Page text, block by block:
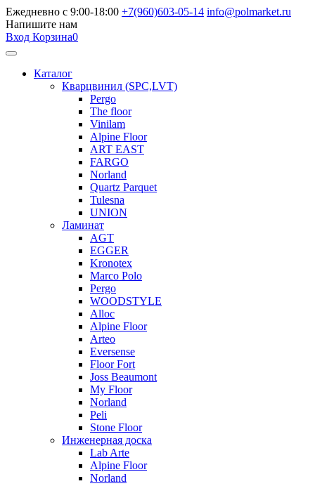
Ежедневно с 9:00-18:00 +7(960)603-05-14 info@polmarket.ru
Напишите нам
Вход Корзина0
Каталог
Кварцвинил (SPC,LVT)
Pergo
The floor
Vinilam
Alpine Floor
ART EAST
FARGO
Norland
Quartz Parquet
Tulesna
UNION
Ламинат
AGT
EGGER
Kronotex
Marco Polo
Pergo
WOODSTYLE
Alloc
Alpine Floor
Arteo
Eversense
Floor Fort
Joss Beaumont
My Floor
Norland
Peli
Stone Floor
Инженерная доска
Lab Arte
Alpine Floor
Norland